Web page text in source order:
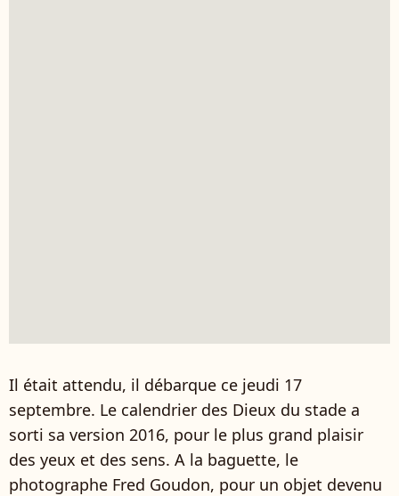
Il était attendu, il débarque ce jeudi 17
septembre. Le calendrier des Dieux du stade a
sorti sa version 2016, pour le plus grand plaisir
des yeux et des sens. A la baguette, le
photographe Fred Goudon, pour un objet devenu